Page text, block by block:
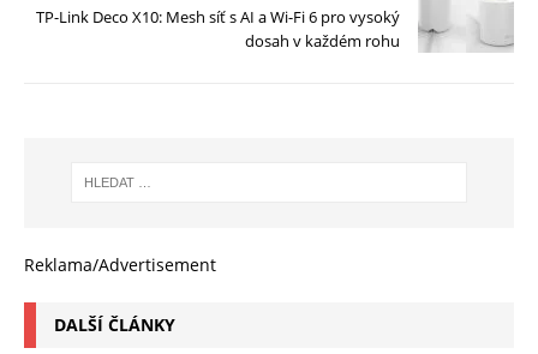
TP-Link Deco X10: Mesh síť s AI a Wi-Fi 6 pro vysoký
dosah v každém rohu
Reklama/Advertisement
DALŠÍ ČLÁNKY